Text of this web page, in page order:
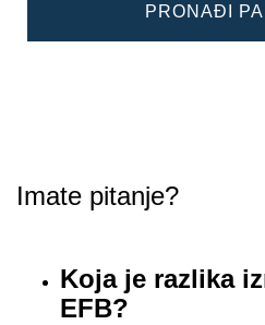
PRONAĐI
Imate pitanje?
Koja je razlika
EFB?